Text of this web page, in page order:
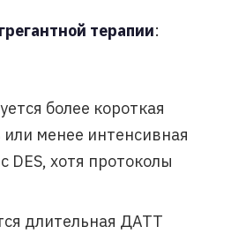
терапии:
более короткая
менее интенсивная
DES, хотя протоколы
длительная ДАТТ